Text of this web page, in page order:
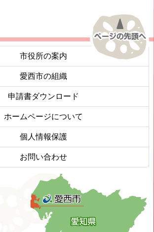
市役所の案内
愛西市の組織
申請書ダウンロード
ホームページについて
個人情報保護
お問い合わせ